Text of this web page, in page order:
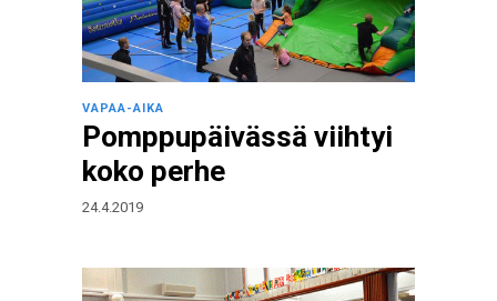
VAPAA-AIKA
Pomppupäivässä viihtyi
koko perhe
24.4.2019